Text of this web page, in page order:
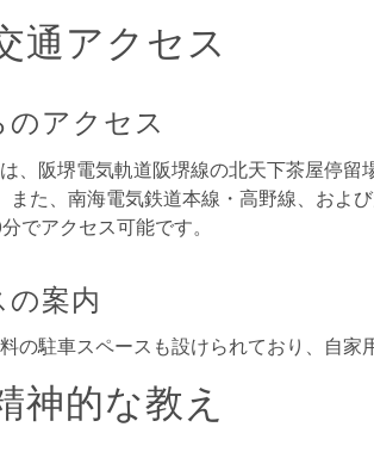
通アクセス
アクセス
、阪堺電気軌道阪堺線の北天下茶屋停留
また、南海電気鉄道本線・高野線、およ
でアクセス可能です。
案内
の駐車スペースも設けられており、自家
神的な教え